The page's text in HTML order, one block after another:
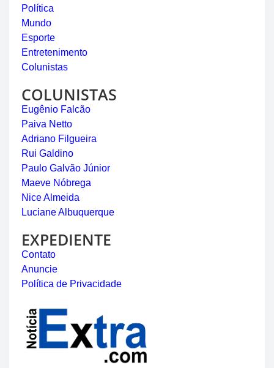
Política
Mundo
Esporte
Entretenimento
Colunistas
COLUNISTAS
Eugênio Falcão
Paiva Netto
Adriano Filgueira
Rui Galdino
Paulo Galvão Júnior
Maeve Nóbrega
Nice Almeida
Luciane Albuquerque
EXPEDIENTE
Contato
Anuncie
Política de Privacidade